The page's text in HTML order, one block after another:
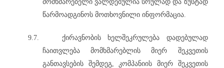
მომხმარებელი ვალდებულია სრულად და ზუსტად
წარმოადგინოს მოთხოვნილი ინფორმაცია.
9.7.
ქირავნობის ხელშეკრულება დადებულად
ჩაითვლება მომხმარებლის მიერ შეკვეთის
განთავსების შემდეგ, კომპანიის მიერ შეკვეთის